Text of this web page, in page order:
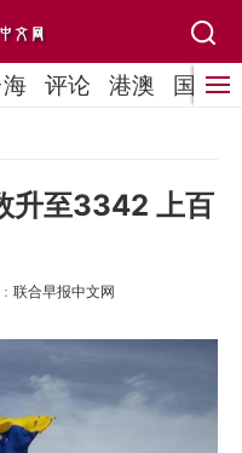
评论 港澳 国际
升至3342 上百
联合早报中文网